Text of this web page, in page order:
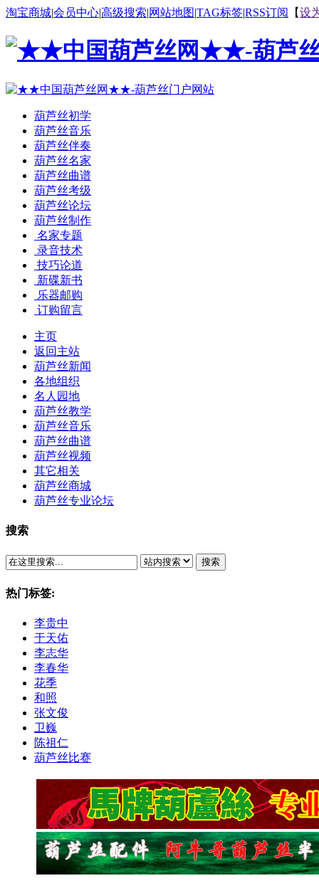
淘宝商城|会员中心|高级搜索|网站地图|TAG标签|RSS订阅 【设
葫芦丝初学
葫芦丝音乐
葫芦丝伴奏
葫芦丝名家
葫芦丝曲谱
葫芦丝考级
葫芦丝论坛
葫芦丝制作
名家专题
录音技术
技巧论道
新碟新书
乐器邮购
订购留言
主页
返回主站
葫芦丝新闻
各地组织
名人园地
葫芦丝教学
葫芦丝音乐
葫芦丝曲谱
葫芦丝视频
其它相关
葫芦丝商城
葫芦丝专业论坛
搜索
搜索
热门标签:
李贵中
于天佑
李志华
李春华
花季
和照
张文俊
卫巍
陈祖仁
葫芦丝比赛